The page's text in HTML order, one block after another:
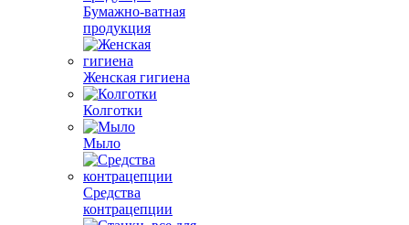
Бумажно-ватная
продукция
Женская гигиена
Колготки
Мыло
Средства
контрацепции